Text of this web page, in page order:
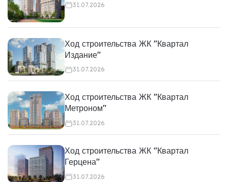
31.07.2026
Ход строительства ЖК "Квартал
Издание"
31.07.2026
Ход строительства ЖК "Квартал
Метроном"
31.07.2026
Ход строительства ЖК "Квартал
Герцена"
31.07.2026